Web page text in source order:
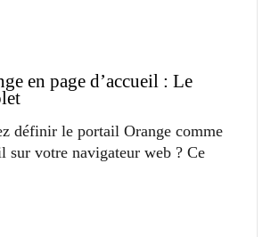
en page d’accueil : Le
définir le portail Orange comme
sur votre navigateur web ? Ce